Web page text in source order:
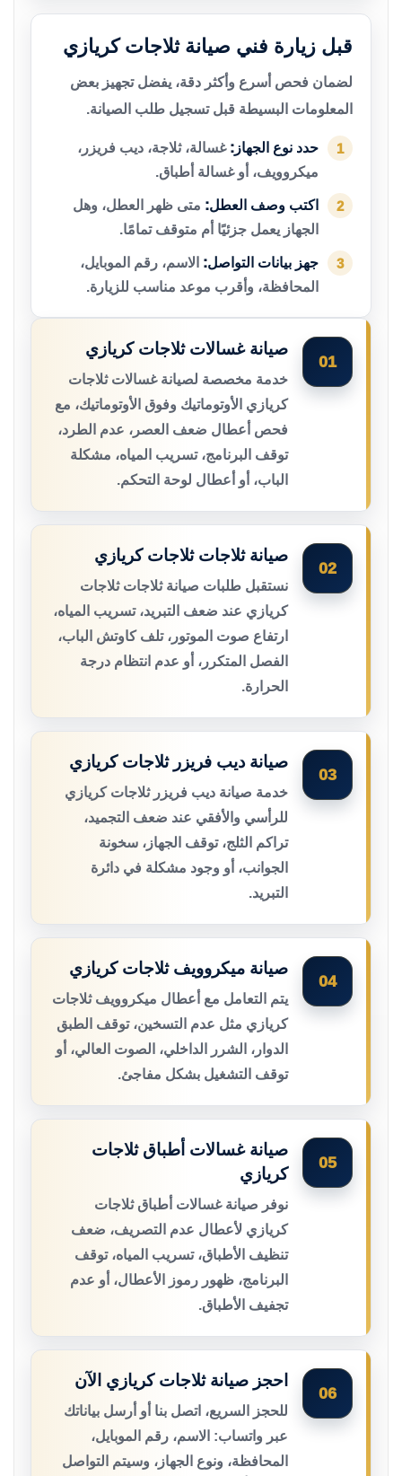
قبل زيارة فني صيانة ثلاجات كريازي
لضمان فحص أسرع وأكثر دقة، يفضل تجهيز بعض
المعلومات البسيطة قبل تسجيل طلب الصيانة.
1 حدد نوع الجهاز: غسالة، ثلاجة، ديب فريزر،
ميكروويف، أو غسالة أطباق.
2 اكتب وصف العطل: متى ظهر العطل، وهل
الجهاز يعمل جزئيًا أم متوقف تمامًا.
3 جهز بيانات التواصل: الاسم، رقم الموبايل،
المحافظة، وأقرب موعد مناسب للزيارة.
01
صيانة غسالات ثلاجات كريازي
خدمة مخصصة لصيانة غسالات ثلاجات
كريازي الأوتوماتيك وفوق الأوتوماتيك، مع
فحص أعطال ضعف العصر، عدم الطرد،
توقف البرنامج، تسريب المياه، مشكلة
الباب، أو أعطال لوحة التحكم.
02
صيانة ثلاجات ثلاجات كريازي
نستقبل طلبات صيانة ثلاجات ثلاجات
كريازي عند ضعف التبريد، تسريب المياه،
ارتفاع صوت الموتور، تلف كاوتش الباب،
الفصل المتكرر، أو عدم انتظام درجة
الحرارة.
03
صيانة ديب فريزر ثلاجات كريازي
خدمة صيانة ديب فريزر ثلاجات كريازي
للرأسي والأفقي عند ضعف التجميد،
تراكم الثلج، توقف الجهاز، سخونة
الجوانب، أو وجود مشكلة في دائرة
التبريد.
04
صيانة ميكروويف ثلاجات كريازي
يتم التعامل مع أعطال ميكروويف ثلاجات
كريازي مثل عدم التسخين، توقف الطبق
الدوار، الشرر الداخلي، الصوت العالي، أو
توقف التشغيل بشكل مفاجئ.
05
صيانة غسالات أطباق ثلاجات
كريازي
نوفر صيانة غسالات أطباق ثلاجات
كريازي لأعطال عدم التصريف، ضعف
تنظيف الأطباق، تسريب المياه، توقف
البرنامج، ظهور رموز الأعطال، أو عدم
تجفيف الأطباق.
06
احجز صيانة ثلاجات كريازي الآن
للحجز السريع، اتصل بنا أو أرسل بياناتك
عبر واتساب: الاسم، رقم الموبايل،
المحافظة، ونوع الجهاز، وسيتم التواصل